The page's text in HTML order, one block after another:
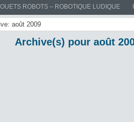
ROBOTS – ROBOTIQUE LUDIQUE
août 2009
Archive(s) pour août